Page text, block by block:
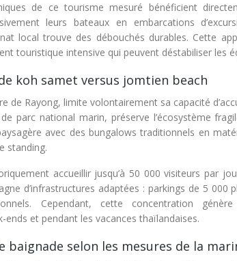
de ce tourisme mesuré bénéficient
leurs bateaux en embarcations
local trouve des débouchés durables. Cette
touristique intensive qui peuvent déstabiliser les
koh samet versus jomtien beach
de Rayong, limite volontairement sa capacité
parc national marin, préserve l’écosystème
avec des bungalows traditionnels en
standing.
accueillir jusqu’à 50 000 visiteurs par
d’infrastructures adaptées : parkings de 5
Cependant, cette concentration
ends et pendant les vacances thaïlandaises.
baignade selon les mesures de la